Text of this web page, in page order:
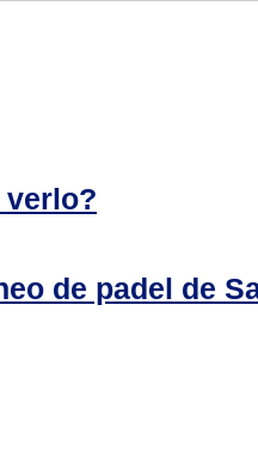
verlo?
de padel de